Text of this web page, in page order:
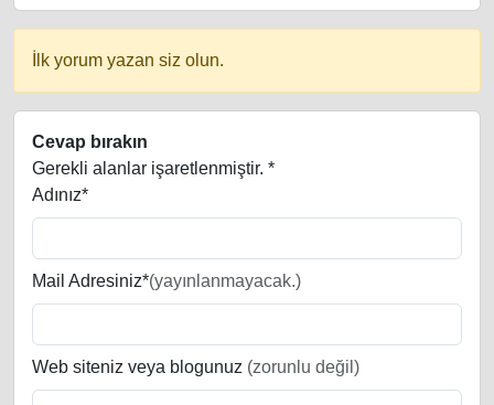
İlk yorum yazan siz olun.
Cevap bırakın
Gerekli alanlar işaretlenmiştir. *
Adınız*
Mail Adresiniz*(yayınlanmayacak.)
Web siteniz veya blogunuz (zorunlu değil)